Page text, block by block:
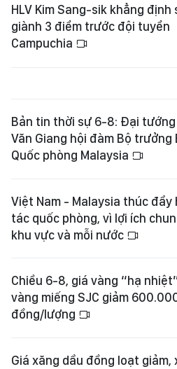
HLV Kim Sang-sik khẳng định
giành 3 điểm trước đội tuyển
Campuchia
Bản tin thời sự 6-8: Đại tướng
Văn Giang hội đàm Bộ trưởng
Quốc phòng Malaysia
Việt Nam - Malaysia thúc đẩy
tác quốc phòng, vì lợi ích
khu vực và mỗi nước
Chiều 6-8, giá vàng “hạ
vàng miếng SJC giảm
đồng/lượng
Giá xăng dầu đồng loạt giảm,